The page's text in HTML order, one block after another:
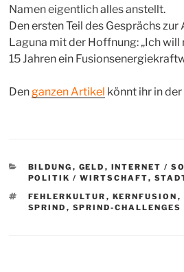
Namen eigentlich alles anstellt.
Den ersten Teil des Gesprächs
Laguna mit der Hoffnung: „Ich
15 Jahren ein
Den ganzen Artikel könnt ihr in
KATEGORIEN
BILDUNG , GELD , INTERNET /
POLITIK / WIRTSCHAFT,
SCHLAGWÖRTER
FEHLERKULTUR , KERNFUSION ,
SPRIND , SPRIND-CHALLENGES